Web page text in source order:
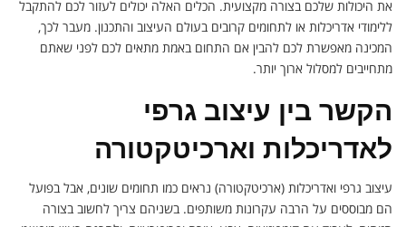
את היכולות שלכם בצורה מקצועית. הכלים האלה יכולים לעזור לכם להתקבל
ללימודי אדריכלות או לתחומים קרובים בעולם העיצוב והתכנון. מעבר לכך,
המכינה מאפשרת לכם להבין אם התחום באמת מתאים לכם לפני שאתם
מתחייבים למסלול ארוך יותר.
הקשר בין עיצוב גרפי
לאדריכלות וארכיטקטורה
עיצוב גרפי ואדריכלות (ארכיטקטורה) נראים כמו תחומים שונים, אבל בפועל
הם מבוססים על הרבה עקרונות משותפים. בשניהם צריך לחשוב בצורה